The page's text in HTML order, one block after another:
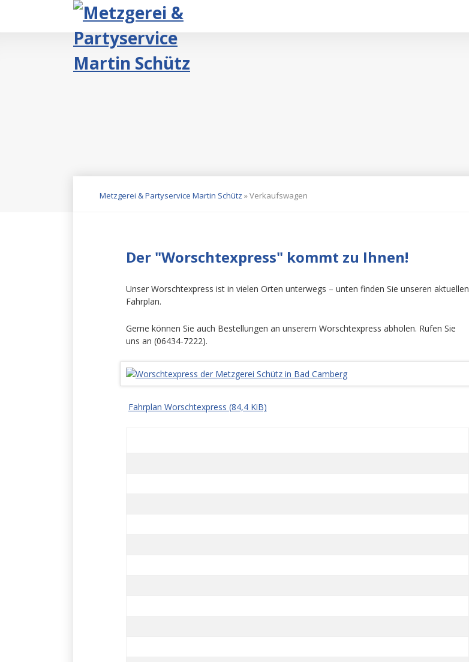
Navigation
überspringen
Metzgerei & Partyservice Martin Schütz »Verkaufswagen
Der "Worschtexpress" kommt zu Ihnen!
Unser Worschtexpress ist in vielen Orten unterwegs – unten finden Sie unseren aktuellen
Fahrplan.
Gerne können Sie auch Bestellungen an unserem Worschtexpress abholen. Rufen Sie
uns an (06434-7222).
Fahrplan Worschtexpress (84,4 KiB)